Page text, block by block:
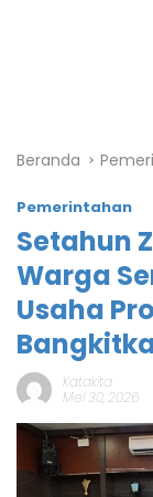
Beranda
Pemerintahan
Setahun
Warga
Usaha
Katakita
Mei 30, 2026